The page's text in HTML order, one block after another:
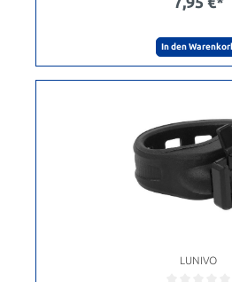
In den
LUNIVO